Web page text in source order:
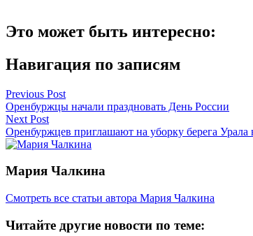
Это может быть интересно:
Навигация по записям
Previous Post
Оренбуржцы начали праздновать День России
Next Post
Оренбуржцев приглашают на уборку берега
Мария Чалкина
Смотреть все статьи автора Мария Чалкина
Читайте другие новости по теме: